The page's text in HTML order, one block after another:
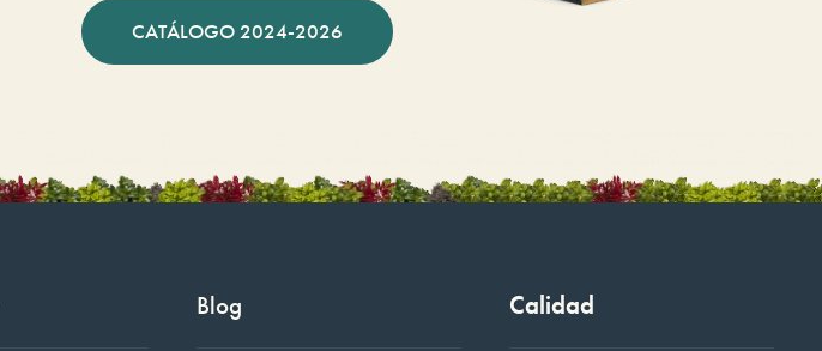
CATÁLOGO 2024-2026
Blog Calidad